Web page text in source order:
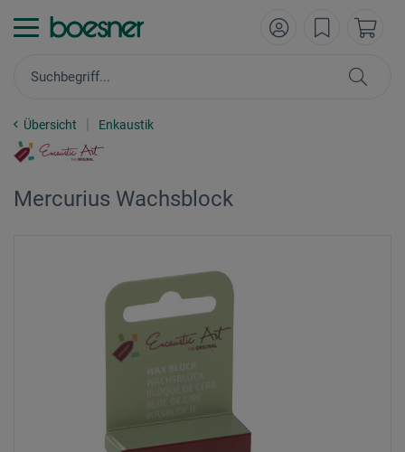
Übersicht Enkaustik
Mercurius Wachsblock